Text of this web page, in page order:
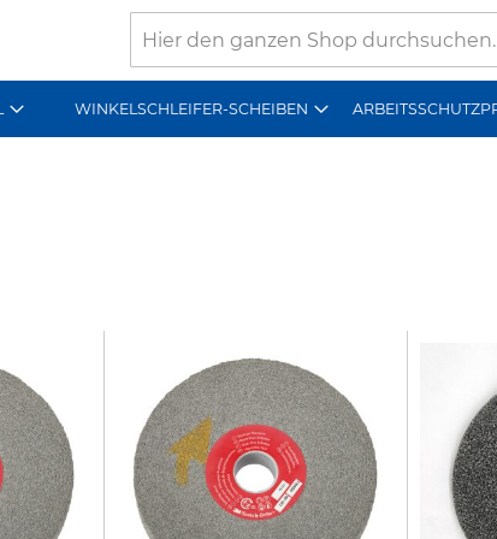
WINKELSCHLEIFER-SCHEIBEN